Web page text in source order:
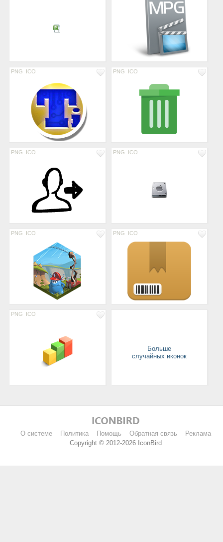
PNG ICO PNG ICO
PNG ICO PNG ICO
PNG ICO PNG ICO
PNG ICO
Больше
случайных иконок
О системе Политика Помощь Обратная связь
Реклама
Copyright © 2012-2026 IconBird